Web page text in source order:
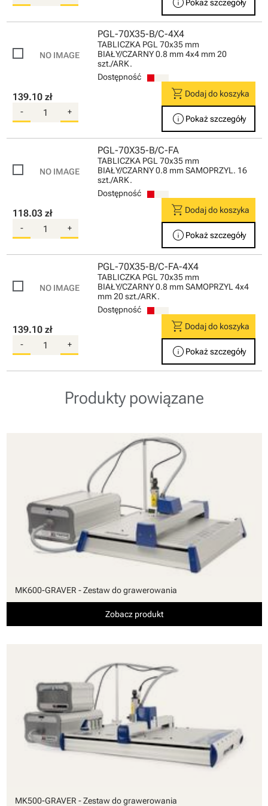
Pokaż szczegóły
PGL-70X35-B/C-4X4
TABLICZKA PGL 70x35 mm
BIAŁY/CZARNY 0.8 mm 4x4 mm 20
szt./ARK.
Dostępność
139.10 zł
- +
shopping_cart Dodaj do koszyka
info Pokaż szczegóły
PGL-70X35-B/C-FA
TABLICZKA PGL 70x35 mm
BIAŁY/CZARNY 0.8 mm SAMOPRZYL. 16
szt./ARK.
Dostępność
118.03 zł
- +
shopping_cart Dodaj do koszyka
info Pokaż szczegóły
PGL-70X35-B/C-FA-4X4
TABLICZKA PGL 70x35 mm
BIAŁY/CZARNY 0.8 mm SAMOPRZYL 4x4
mm 20 szt./ARK.
Dostępność
139.10 zł
- +
shopping_cart Dodaj do koszyka
info Pokaż szczegóły
Produkty powiązane
MK600-GRAVER - Zestaw do grawerowania
Zobacz produkt
MK500-GRAVER - Zestaw do grawerowania